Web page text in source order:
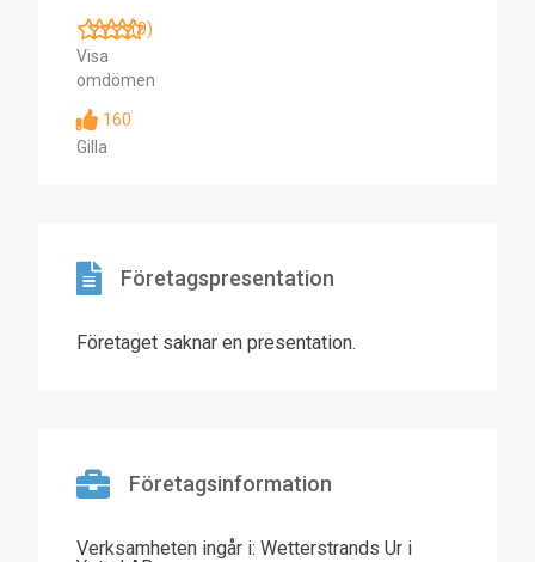
(0)
Visa
omdömen
160
Gilla
Företagspresentation
Företaget saknar en presentation.
Företagsinformation
Verksamheten ingår i: Wetterstrands Ur i